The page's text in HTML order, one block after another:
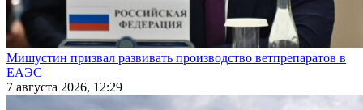
Мишустин призвал развивать производство ветпрепаратов в
ЕАЭС
7 августа 2026, 12:29